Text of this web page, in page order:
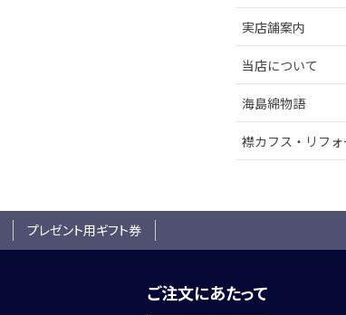
実店舗案内
当店について
海島綿物語
襟カフス・リフォ
プレゼント用ギフト券
ご注文にあたって